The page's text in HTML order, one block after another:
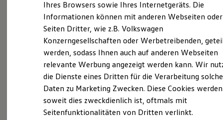
E-Auto-Förderung
Software und Konnektivität
ID. Software Versionen und Updates
Digitale Extras
Schnittstellen zu Ihrem ID.
Hybridautos
Marke und Erlebnis
Volkswagen R und R Experience
R-Modelle
Driving Experience
Volkswagen entdecken
Wie können wir
Ihnen weiterhelfen?
Probefahrt vereinbaren
Ihres Browsers sowie Ihres Internetgeräts. Die
Informationen können mit anderen Webseiten oder
Seiten Dritter, wie z.B. Volkswagen
Konzerngesellschaften oder Werbetreibenden,
werden, sodass Ihnen auch auf anderen Webseiten
relevante Werbung angezeigt werden kann. Wir
die Dienste eines Dritten für die Verarbeitung
Daten zu Marketing Zwecken. Diese Cookies
soweit dies zweckdienlich ist, oftmals mit
Seitenfunktionalitäten von Dritten verlinkt.